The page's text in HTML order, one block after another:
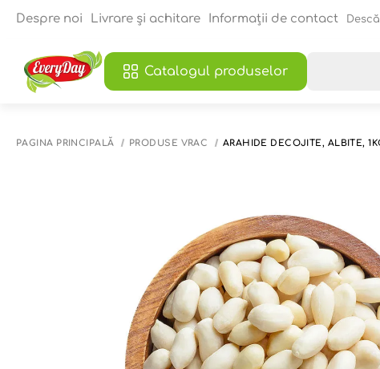
Despre noi Livrare și achitare Informații de contact
Catalogul produselor
PAGINA PRINCIPALĂ PRODUSE VRAC ARAHIDE DECOJITE, ALBITE,